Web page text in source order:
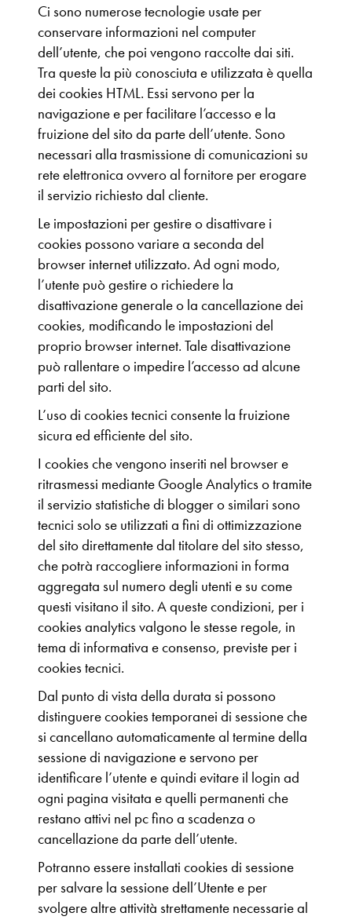
Ci sono numerose tecnologie usate per
conservare informazioni nel computer
dell’utente, che poi vengono raccolte dai siti.
Tra queste la più conosciuta e utilizzata è quella
dei cookies HTML. Essi servono per la
navigazione e per facilitare l’accesso e la
fruizione del sito da parte dell’utente. Sono
necessari alla trasmissione di comunicazioni su
rete elettronica ovvero al fornitore per erogare
il servizio richiesto dal cliente.
Le impostazioni per gestire o disattivare i
cookies possono variare a seconda del
browser internet utilizzato. Ad ogni modo,
l’utente può gestire o richiedere la
disattivazione generale o la cancellazione dei
cookies, modificando le impostazioni del
proprio browser internet. Tale disattivazione
può rallentare o impedire l’accesso ad alcune
parti del sito.
L’uso di cookies tecnici consente la fruizione
sicura ed efficiente del sito.
I cookies che vengono inseriti nel browser e
ritrasmessi mediante Google Analytics o tramite
il servizio statistiche di blogger o similari sono
tecnici solo se utilizzati a fini di ottimizzazione
del sito direttamente dal titolare del sito stesso,
che potrà raccogliere informazioni in forma
aggregata sul numero degli utenti e su come
questi visitano il sito. A queste condizioni, per i
cookies analytics valgono le stesse regole, in
tema di informativa e consenso, previste per i
cookies tecnici.
Dal punto di vista della durata si possono
distinguere cookies temporanei di sessione che
si cancellano automaticamente al termine della
sessione di navigazione e servono per
identificare l’utente e quindi evitare il login ad
ogni pagina visitata e quelli permanenti che
restano attivi nel pc fino a scadenza o
cancellazione da parte dell’utente.
Potranno essere installati cookies di sessione
per salvare la sessione dell’Utente e per
svolgere altre attività strettamente necessarie al